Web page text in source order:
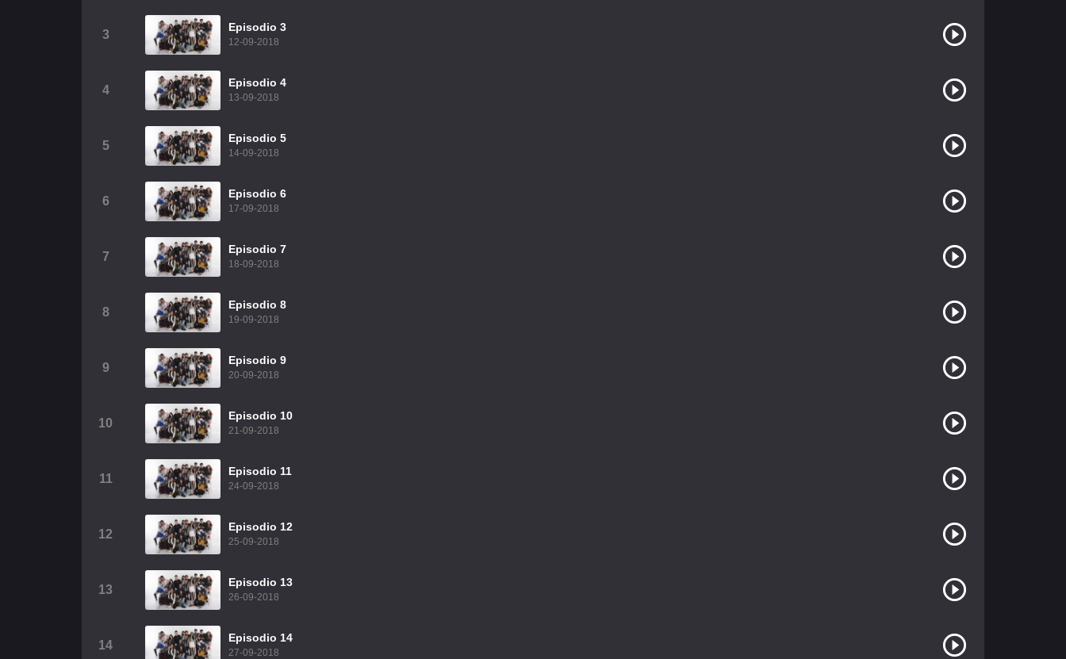
3
Episodio 3
12-09-2018
4
Episodio 4
13-09-2018
5
Episodio 5
14-09-2018
6
Episodio 6
17-09-2018
7
Episodio 7
18-09-2018
8
Episodio 8
19-09-2018
9
Episodio 9
20-09-2018
10
Episodio 10
21-09-2018
11
Episodio 11
24-09-2018
12
Episodio 12
25-09-2018
13
Episodio 13
26-09-2018
14
Episodio 14
27-09-2018